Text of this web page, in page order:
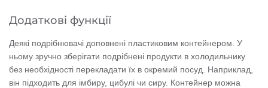
Додаткові функції
Деякі подрібнювачі доповнені пластиковим контейнером. У
ньому зручно зберігати подрібнені продукти в холодильнику
без необхідності перекладати їх в окремий посуд. Наприклад,
він підходить для імбиру, цибулі чи сиру. Контейнер можна